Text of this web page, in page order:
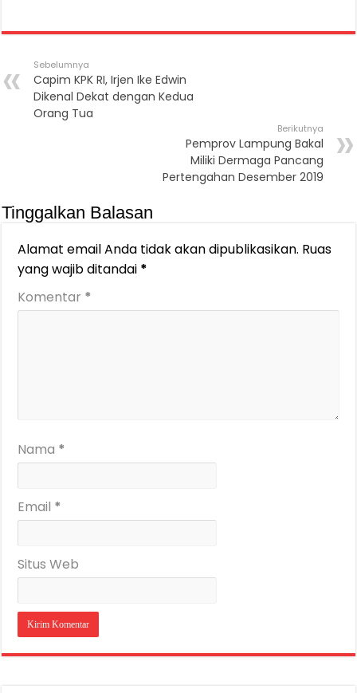
Sebelumnya
Capim KPK RI, Irjen Ike Edwin
Dikenal Dekat dengan Kedua
Orang Tua
Berikutnya
Pemprov Lampung Bakal
Miliki Dermaga Pancang
Pertengahan Desember 2019
Tinggalkan Balasan
Alamat email Anda tidak akan dipublikasikan. Ruas
yang wajib ditandai *
Komentar *
Nama *
Email *
Situs Web